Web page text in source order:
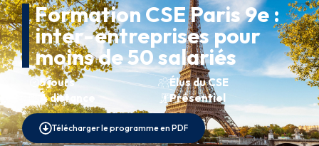
Formation CSE Paris 9e :
inter-entreprises pour
moins de 50 salariés
5 jours
Élus du CSE
À distance
Présentiel
Télécharger le programme en PDF